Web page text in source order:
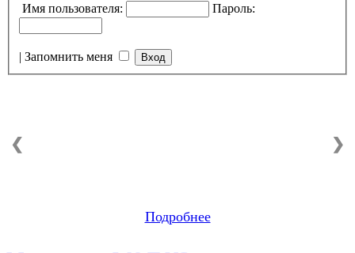
Имя пользователя: Пароль:
| Запомнить меня
Подробнее
❮ ❯